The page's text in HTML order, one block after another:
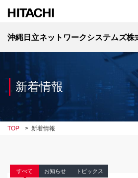
沖縄日立ネットワークシステムズ株
新着情報
TOP > 新着情報
すべて お知らせ トピックス